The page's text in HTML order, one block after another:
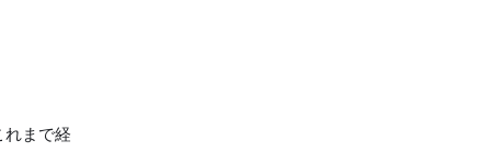
れまで経